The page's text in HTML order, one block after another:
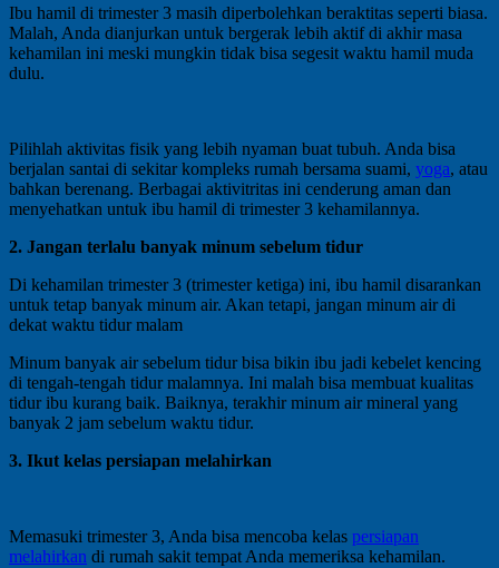
Ibu hamil di trimester 3 masih diperbolehkan beraktitas seperti biasa.
Malah, Anda dianjurkan untuk bergerak lebih aktif di akhir masa
kehamilan ini meski mungkin tidak bisa segesit waktu hamil muda
dulu.
Pilihlah aktivitas fisik yang lebih nyaman buat tubuh. Anda bisa
berjalan santai di sekitar kompleks rumah bersama suami, yoga, atau
bahkan berenang. Berbagai aktivitritas ini cenderung aman dan
menyehatkan untuk ibu hamil di trimester 3 kehamilannya.
2. Jangan terlalu banyak minum sebelum tidur
Di kehamilan trimester 3 (trimester ketiga) ini, ibu hamil disarankan
untuk tetap banyak minum air. Akan tetapi, jangan minum air di
dekat waktu tidur malam
Minum banyak air sebelum tidur bisa bikin ibu jadi kebelet kencing
di tengah-tengah tidur malamnya. Ini malah bisa membuat kualitas
tidur ibu kurang baik. Baiknya, terakhir minum air mineral yang
banyak 2 jam sebelum waktu tidur.
3. Ikut kelas persiapan melahirkan
Memasuki trimester 3, Anda bisa mencoba kelas persiapan
melahirkan di rumah sakit tempat Anda memeriksa kehamilan.